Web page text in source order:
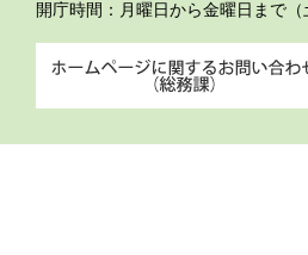
開庁時間
月曜日から金曜日まで